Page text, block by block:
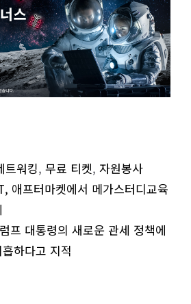
트워킹,무료 티켓, 자원봉사
애프터마켓에서 메가스터디교육
프 대통령의 새로운 관세 정책에
하다고 지적